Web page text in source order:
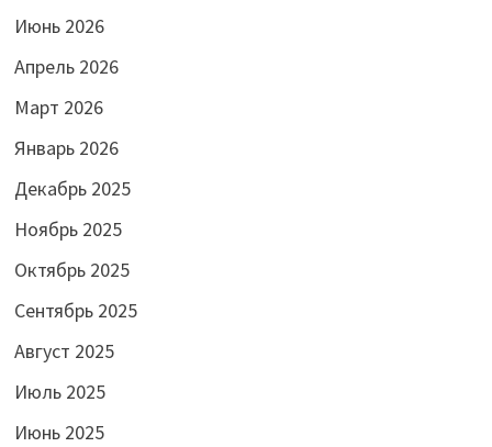
Июнь 2026
Апрель 2026
Март 2026
Январь 2026
Декабрь 2025
Ноябрь 2025
Октябрь 2025
Сентябрь 2025
Август 2025
Июль 2025
Июнь 2025